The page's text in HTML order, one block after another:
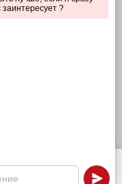
Чат
заинтересует ?
в любой форме
разрешения
применение
При
и источник